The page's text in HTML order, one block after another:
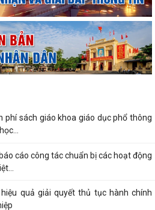
phí sách giáo khoa giáo dục phổ thông
cáo công tác chuẩn bị các hoạt động
quả giải quyết thủ tục hành chính